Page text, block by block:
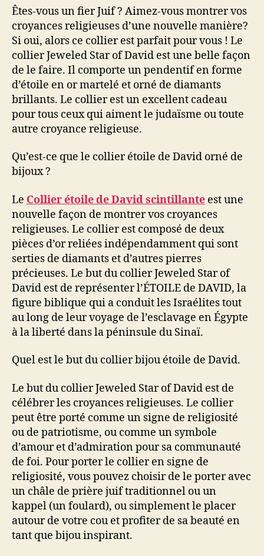
de
bijoux
:
une
nouvelle
façon
de
montrer
vos
Êtes-vous un fier Juif ? Aimez-vous montrer vos
croyances religieuses d’une nouvelle manière?
Si oui, alors ce collier est parfait pour vous ! Le
collier Jeweled Star of David est une belle façon
de le faire. Il comporte un pendentif en forme
d’étoile en or martelé et orné de diamants
brillants. Le collier est un excellent cadeau
pour tous ceux qui aiment le judaïsme ou toute
autre croyance religieuse.
Qu’est-ce que le collier étoile de David orné de
bijoux ?
Le Collier étoile de David scintillante est une
nouvelle façon de montrer vos croyances
religieuses. Le collier est composé de deux
pièces d’or reliées indépendamment qui sont
serties de diamants et d’autres pierres
précieuses. Le but du collier Jeweled Star of
David est de représenter l’ÉTOILE de DAVID, la
figure biblique qui a conduit les Israélites tout
au long de leur voyage de l’esclavage en Égypte
à la liberté dans la péninsule du Sinaï.
Quel est le but du collier bijou étoile de David.
Le but du collier Jeweled Star of David est de
célébrer les croyances religieuses. Le collier
peut être porté comme un signe de religiosité
ou de patriotisme, ou comme un symbole
d’amour et d’admiration pour sa communauté
de foi. Pour porter le collier en signe de
religiosité, vous pouvez choisir de le porter avec
un châle de prière juif traditionnel ou un
kappel (un foulard), ou simplement le placer
autour de votre cou et profiter de sa beauté en
tant que bijou inspirant.